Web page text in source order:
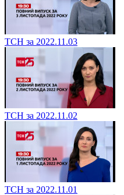
ТСН за 2022.11.03
ТСН за 2022.11.02
ТСН за 2022.11.01